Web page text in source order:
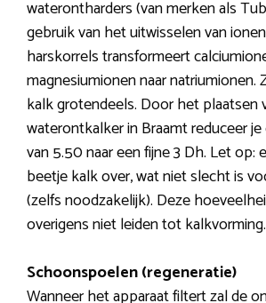
waterontharders (van merken als
gebruik van het uitwisselen van
harskorrels transformeert
magnesiumionen naar natriumionen.
kalk grotendeels. Door het plaatsen
waterontkalker in Braamt reduceer
van 5.50 naar een fijne 3 Dh. Let op:
beetje kalk over, wat niet slecht is
(zelfs noodzakelijk). Deze
overigens niet leiden tot kalkvorming.
Schoonspoelen (regeneratie)
Wanneer het apparaat filtert zal de